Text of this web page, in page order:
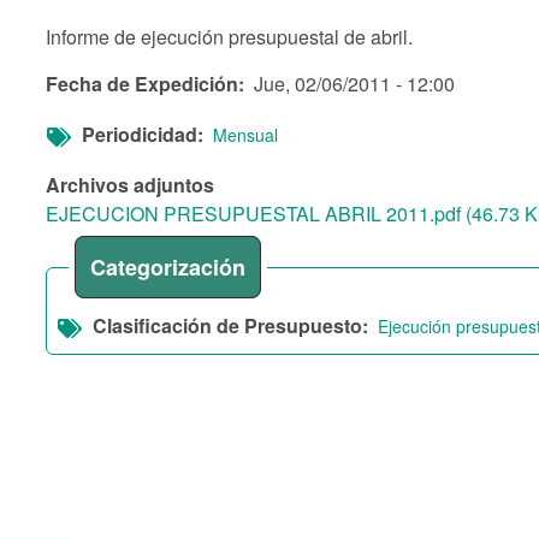
Informe de ejecución presupuestal de abril.
Fecha de Expedición
Jue, 02/06/2011 - 12:00
Periodicidad
Mensual
Archivos adjuntos
EJECUCION PRESUPUESTAL ABRIL 2011.pdf (46.73
Categorización
Clasificación de Presupuesto Ejecución